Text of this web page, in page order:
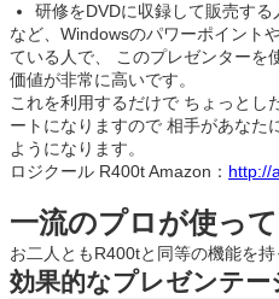
研修をDVDに収録して販売する
など、Windowsのパワーポイント
ている人で、 このプレゼンターを
価値が非常に高いです。
これを利用するだけで ちょっとし
ートになりますので 相手があなた
ようになります。
ロジクール R400t Amazon： http://
一流のプロが使っ
お二人ともR400tと同等の機能を持
効果的なプレゼンテ